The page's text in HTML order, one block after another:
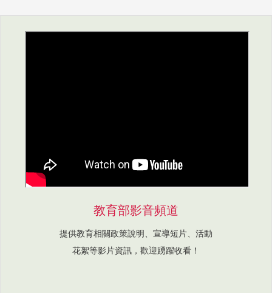
教育部影音頻道
提供教育相關政策說明、宣導短片、活動
花絮等影片資訊，歡迎踴躍收看！